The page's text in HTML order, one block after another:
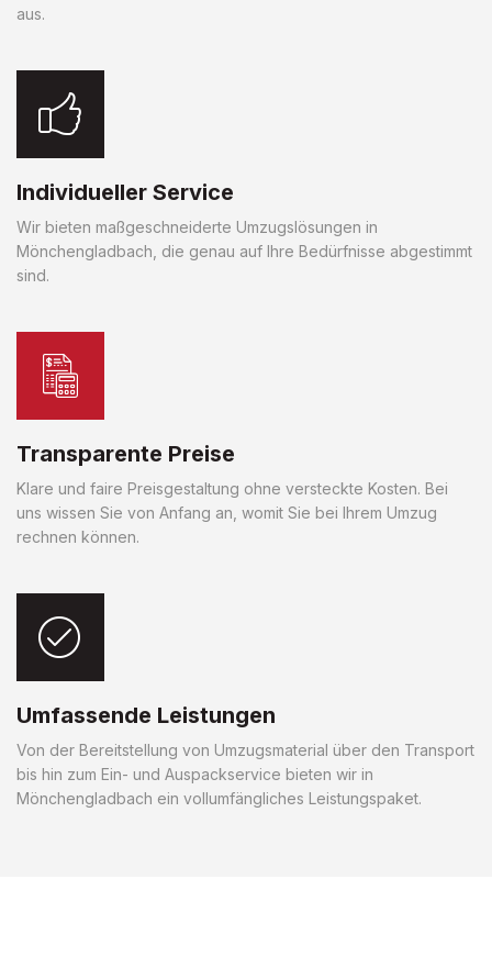
aus.
Individueller Service
Wir bieten maßgeschneiderte Umzugslösungen in
Mönchengladbach, die genau auf Ihre Bedürfnisse abgestimmt
sind.
Transparente Preise
Klare und faire Preisgestaltung ohne versteckte Kosten. Bei
uns wissen Sie von Anfang an, womit Sie bei Ihrem Umzug
rechnen können.
Umfassende Leistungen
Von der Bereitstellung von Umzugsmaterial über den Transport
bis hin zum Ein- und Auspackservice bieten wir in
Mönchengladbach ein vollumfängliches Leistungspaket.